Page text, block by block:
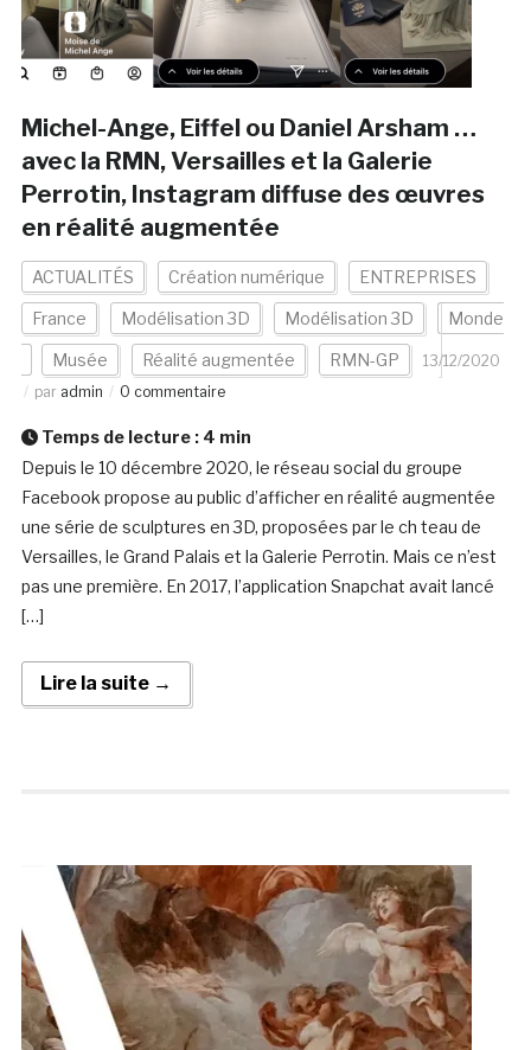
Michel-Ange, Eiffel ou Daniel Arsham …
avec la RMN, Versailles et la Galerie
Perrotin, Instagram diffuse des œuvres
en réalité augmentée
ACTUALITÉS Création numérique ENTREPRISES
France Modélisation 3D Modélisation 3D Monde
Musée Réalité augmentée RMN-GP
13/12/2020
par admin 0 commentaire
Temps de lecture : 4 min
Depuis le 10 décembre 2020, le réseau social du groupe
Facebook propose au public d’afficher en réalité augmentée
une série de sculptures en 3D, proposées par le ch teau de
Versailles, le Grand Palais et la Galerie Perrotin. Mais ce n’est
pas une première. En 2017, l’application Snapchat avait lancé
[…]
Lire la suite →